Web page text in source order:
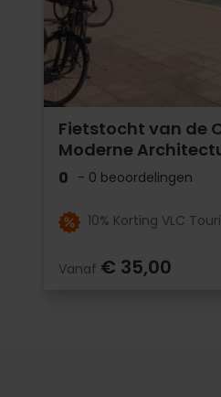
Fietstocht van de
Moderne
0 - 0 beoordelingen
10% Korting VLC
Vanaf € 35,00